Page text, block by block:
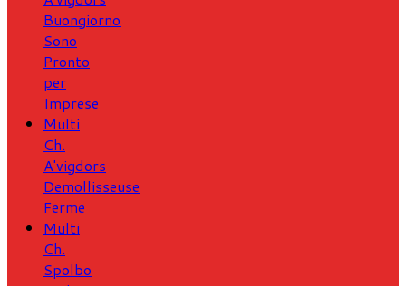
Buongiorno
Sono
Pronto
per
Imprese
Multi
Ch.
A'vigdors
Demollisseuse
Ferme
Multi
Ch.
Spolbo